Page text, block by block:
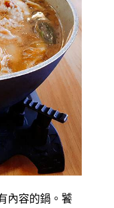
內容的鍋。饕